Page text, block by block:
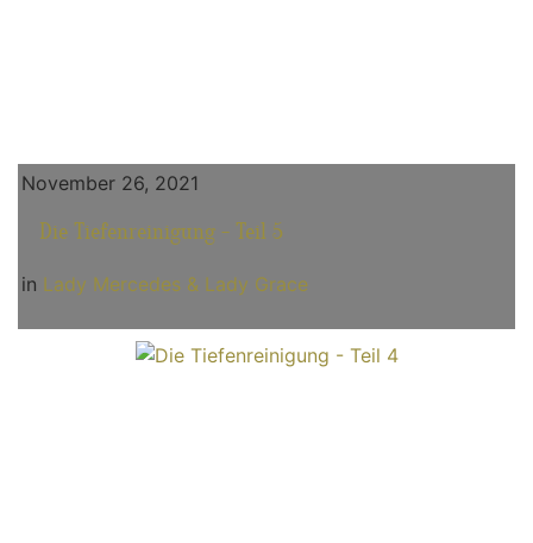
November 26, 2021
Die Tiefenreinigung - Teil 5
in Lady Mercedes & Lady Grace